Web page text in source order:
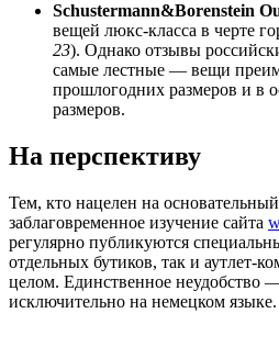
Schustermann&Borenstein
вещей люкс-класса в черте
23). Однако отзывы
самые лестные — вещи
прошлогодних размеров и в
размеров.
На перспективу
Тем, кто нацелен на
заблаговременное изучение сайта
регулярно публикуются
отдельных бутиков, так и аутлет-
целом. Единственное неудобство
исключительно на немецком языке.